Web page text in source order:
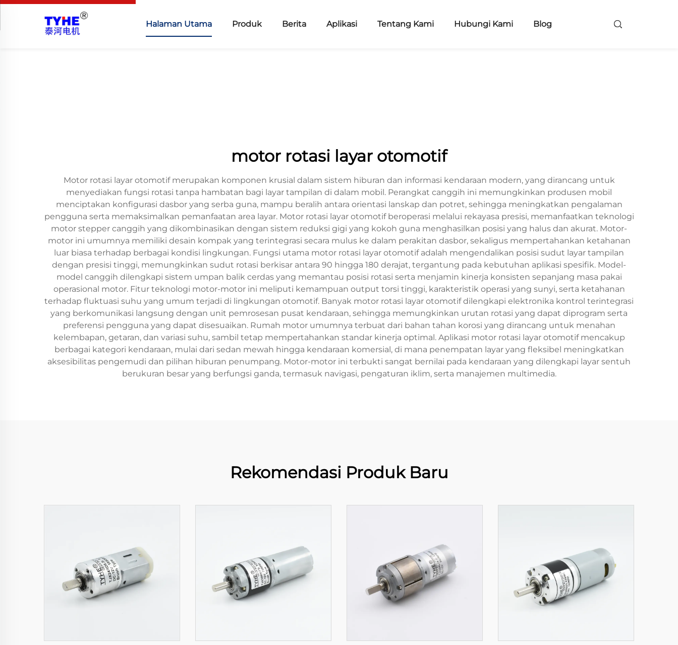
Halaman Utama Produk Berita Aplikasi Tentang Kami Hubungi Kami Blog
motor rotasi layar otomotif
Motor rotasi layar otomotif merupakan komponen krusial dalam sistem hiburan dan informasi kendaraan modern, yang dirancang untuk
menyediakan fungsi rotasi tanpa hambatan bagi layar tampilan di dalam mobil. Perangkat canggih ini memungkinkan produsen mobil
menciptakan konfigurasi dasbor yang serba guna, mampu beralih antara orientasi lanskap dan potret, sehingga meningkatkan pengalaman
pengguna serta memaksimalkan pemanfaatan area layar. Motor rotasi layar otomotif beroperasi melalui rekayasa presisi, memanfaatkan teknologi
motor stepper canggih yang dikombinasikan dengan sistem reduksi gigi yang kokoh guna menghasilkan posisi yang halus dan akurat. Motor-
motor ini umumnya memiliki desain kompak yang terintegrasi secara mulus ke dalam perakitan dasbor, sekaligus mempertahankan ketahanan
luar biasa terhadap berbagai kondisi lingkungan. Fungsi utama motor rotasi layar otomotif adalah mengendalikan posisi sudut layar tampilan
dengan presisi tinggi, memungkinkan sudut rotasi berkisar antara 90 hingga 180 derajat, tergantung pada kebutuhan aplikasi spesifik. Model-
model canggih dilengkapi sistem umpan balik cerdas yang memantau posisi rotasi serta menjamin kinerja konsisten sepanjang masa pakai
operasional motor. Fitur teknologi motor-motor ini meliputi kemampuan output torsi tinggi, karakteristik operasi yang sunyi, serta ketahanan
terhadap fluktuasi suhu yang umum terjadi di lingkungan otomotif. Banyak motor rotasi layar otomotif dilengkapi elektronika kontrol terintegrasi
yang berkomunikasi langsung dengan unit pemrosesan pusat kendaraan, sehingga memungkinkan urutan rotasi yang dapat diprogram serta
preferensi pengguna yang dapat disesuaikan. Rumah motor umumnya terbuat dari bahan tahan korosi yang dirancang untuk menahan
kelembapan, getaran, dan variasi suhu, sambil tetap mempertahankan standar kinerja optimal. Aplikasi motor rotasi layar otomotif mencakup
berbagai kategori kendaraan, mulai dari sedan mewah hingga kendaraan komersial, di mana penempatan layar yang fleksibel meningkatkan
aksesibilitas pengemudi dan pilihan hiburan penumpang. Motor-motor ini terbukti sangat bernilai pada kendaraan yang dilengkapi layar sentuh
berukuran besar yang berfungsi ganda, termasuk navigasi, pengaturan iklim, serta manajemen multimedia.
Rekomendasi Produk Baru